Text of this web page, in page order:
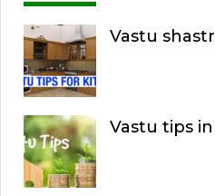
Vastu
Vastu tips